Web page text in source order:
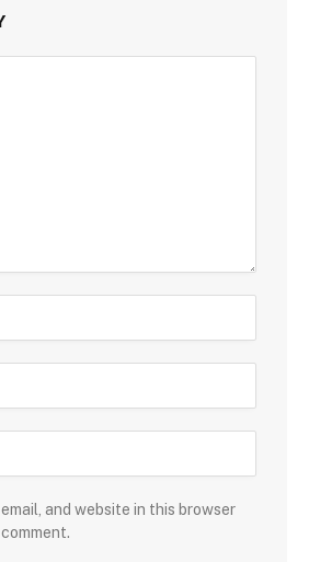
email, and website in this browser